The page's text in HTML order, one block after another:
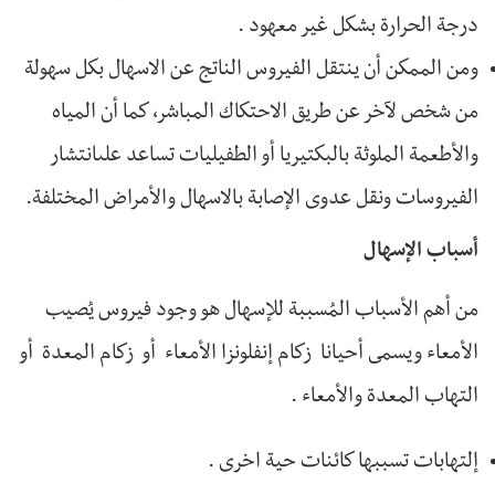
درجة الحرارة بشكل غير معهود .
ومن الممكن أن ينتقل الفيروس الناتج عن الاسهال بكل سهولة
من شخص لآخر عن طريق الاحتكاك المباشر، كما أن المياه
والأطعمة الملوثة بالبكتيريا أو الطفيليات تساعد علىانتشار
الفيروسات ونقل عدوى الإصابة بالاسهال والأمراض المختلفة.
أسباب الإسهال
من أهم الأسباب المُسببة للإسهال هو وجود فيروس يُصيب
الأمعاء ويسمى أحيانا زكام إنفلونزا الأمعاء أو زكام المعدة أو
التهاب المعدة والأمعاء .
إلتهابات تسببها كائنات حية اخرى .